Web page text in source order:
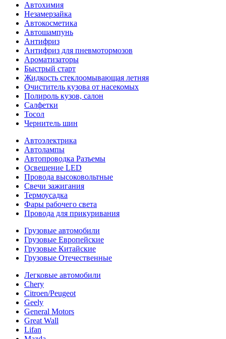
Автохимия
Незамерзайка
Автокосметика
Автошампунь
Антифриз
Антифриз для пневмотормозов
Ароматизаторы
Быстрый старт
Жидкость стеклоомывающая летняя
Очиститель кузова от насекомых
Полироль кузов, салон
Салфетки
Тосол
Чернитель шин
Автоэлектрика
Автолампы
Автопроводка Разъемы
Освещение LED
Провода высоковольтные
Свечи зажигания
Термоусадка
Фары рабочего света
Провода для прикуривания
Грузовые автомобили
Грузовые Европейские
Грузовые Китайские
Грузовые Отечественные
Легковые автомобили
Chery
Citroen/Peugeot
Geely
General Motors
Great Wall
Lifan